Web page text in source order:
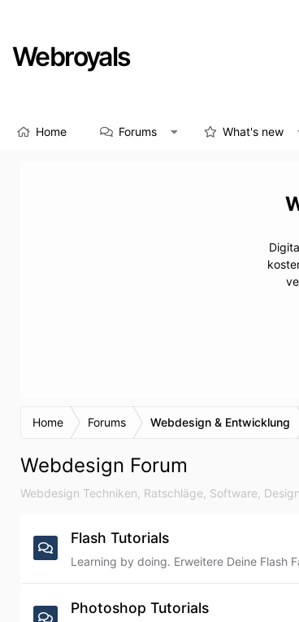
Webroyals
Home Forums What's new
Home Forums Webdesign & Entwicklung
Webdesign Forum
Webdesign Techniken, Ratschläge, Software,
Flash Tutorials
Learning by doing. Erweitere Deine Flash
Photoshop Tutorials